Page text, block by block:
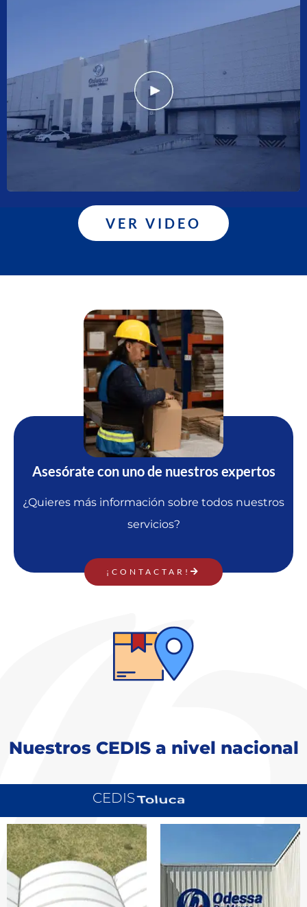
VER VIDEO
Asesórate con uno de nuestros expertos
¿Quieres más información sobre todos nuestros
servicios?
¡CONTACTAR!
Nuestros CEDIS a nivel nacional
CEDIS Monterrey